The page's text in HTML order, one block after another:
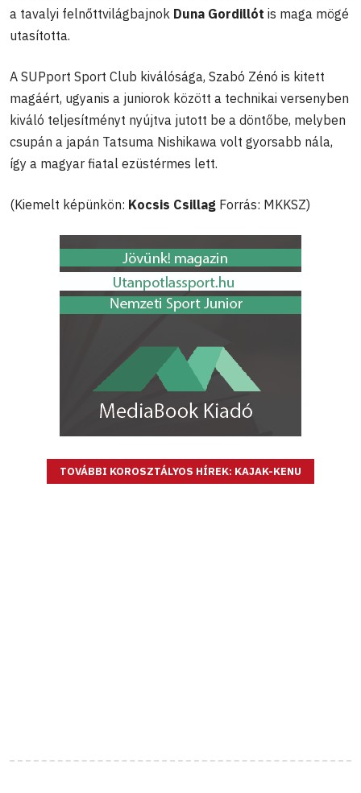
a tavalyi felnőttvilágbajnok Duna Gordillót is maga mögé
utasította.
A SUPport Sport Club kiválósága, Szabó Zénó is kitett
magáért, ugyanis a juniorok között a technikai versenyben
kiváló teljesítményt nyújtva jutott be a döntőbe, melyben
csupán a japán Tatsuma Nishikawa volt gyorsabb nála,
így a magyar fiatal ezüstérmes lett.
(Kiemelt képünkön: Kocsis Csillag Forrás: MKKSZ)
TOVÁBBI KOROSZTÁLYOS HÍREK: KAJAK-KENU